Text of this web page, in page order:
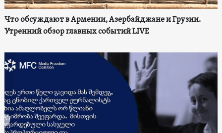
Что обсуждают в Армении, Азербайджане и Грузии.
Утренний обзор главных событий LIVE